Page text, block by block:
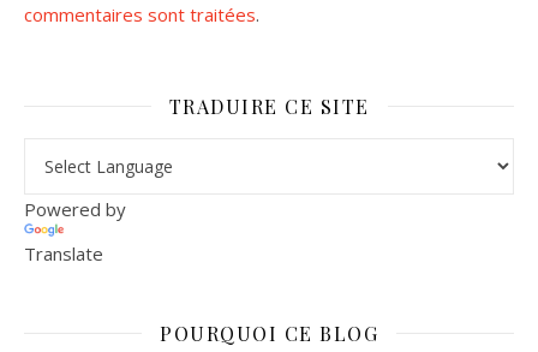
commentaires sont traitées.
TRADUIRE CE SITE
Powered by
Translate
POURQUOI CE BLOG